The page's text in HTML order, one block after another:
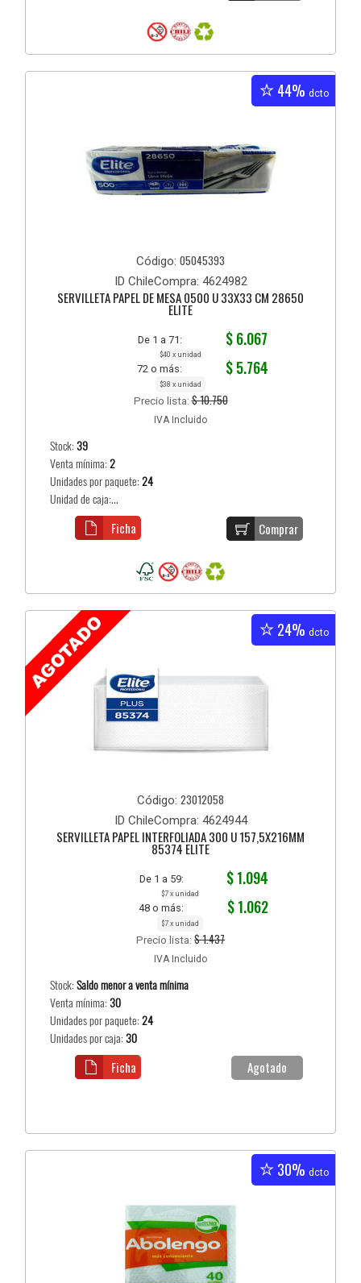
44% dcto
Código: 05045393
ID ChileCompra: 4624982
SERVILLETA PAPEL DE MESA 0500 U 33X33 CM 28650
ELITE
De 1 a 71: $ 6.067
$40 x unidad
72 o más: $ 5.764
$38 x unidad
Precio lista:$ 10.750
IVA Incluido
Stock:39
Venta mínima:2
Unidades por paquete:24
Unidad de caja:...
Comprar
Ficha
24% dcto
Código: 23012058
ID ChileCompra: 4624944
SERVILLETA PAPEL INTERFOLIADA 300 U 157,5X216MM
85374 ELITE
De 1 a 59: $ 1.094
$7 x unidad
48 o más: $ 1.062
$7 x unidad
Precio lista: $ 1.437
IVA Incluido
Stock:Saldo menor a venta mínima
Venta mínima:30
Unidades por paquete:24
Unidades por caja:30
Agotado
Ficha
30% dcto